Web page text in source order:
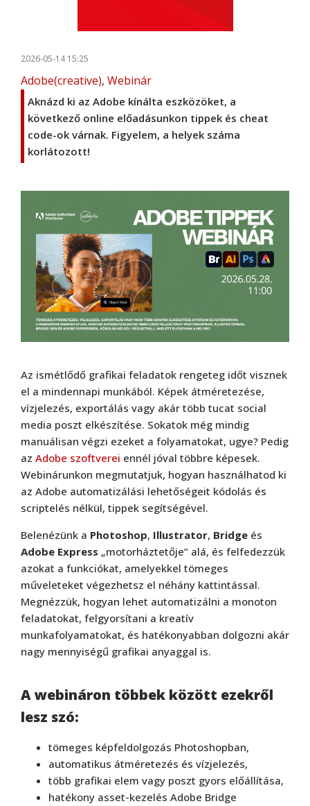
2026-05-14 15:25
Adobe(creative), Webinár
Aknázd ki az Adobe kínálta eszközöket, a
következő online előadásunkon tippek és cheat
code-ok várnak. Figyelem, a helyek száma
korlátozott!
Az ismétlődő grafikai feladatok rengeteg időt visznek
el a mindennapi munkából. Képek átméretezése,
vízjelezés, exportálás vagy akár több tucat social
media poszt elkészítése. Sokatok még mindig
manuálisan végzi ezeket a folyamatokat, ugye? Pedig
az Adobe szoftverei ennél jóval többre képesek.
Webinárunkon megmutatjuk, hogyan használhatod ki
az Adobe automatizálási lehetőségeit kódolás és
scriptelés nélkül, tippek segítségével.
Belenézünk a Photoshop, Illustrator, Bridge és
Adobe Express „motorháztetője” alá, és felfedezzük
azokat a funkciókat, amelyekkel tömeges
műveleteket végezhetsz el néhány kattintással.
Megnézzük, hogyan lehet automatizálni a monoton
feladatokat, felgyorsítani a kreatív
munkafolyamatokat, és hatékonyabban dolgozni akár
nagy mennyiségű grafikai anyaggal is.
A webináron többek között ezekről
lesz szó:
tömeges képfeldolgozás Photoshopban,
automatikus átméretezés és vízjelezés,
több grafikai elem vagy poszt gyors előállítása,
hatékony asset-kezelés Adobe Bridge